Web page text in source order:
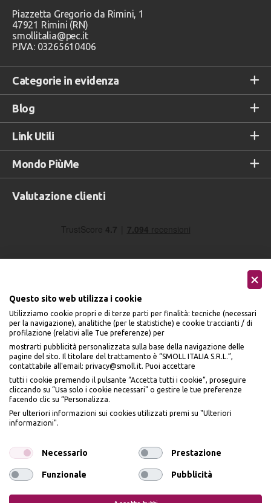
Categorie in evidenza
Blog
Link Utili
Mondo PiùMe
Piazzetta Gregorio da Rimini, 1
47921 Rimini (RN)
smollitalia@pec.it
P.IVA: 03265610406
Valutazione clienti
Accettiamo
Seguici sui social
Privacy Policy Cookie Policy
Questo sito web utilizza i cookie
Utilizziamo cookie propri e di terze parti per finalità: tecniche (necessari
per la navigazione), analitiche (per le statistiche) e cookie traccianti / di
profilazione (relativi alle Tue preferenze) per
mostrarti pubblicità personalizzata sulla base della navigazione delle
pagine del sito. Il titolare del trattamento è “SMOLL ITALIA S.R.L.”,
contattabile all'email: privacy@smoll.it. Puoi accettare
tutti i cookie premendo il pulsante “Accetta tutti i cookie”, proseguire
cliccando su “Usa solo i cookie necessari" o gestire le tue preferenze
facendo clic su “Personalizza.
Per ulteriori informazioni sui cookies utilizzati premi su "Ulteriori
informazioni".
Necessario Prestazione
Funzionale Pubblicità
BENVENUTO DA
PIÙME
IL10% DI SCONTO
dell’art. 13 del Reg UE 2016/679 e presto il mio consenso a ricevere email
promozionali. In qualsiasi momento è possibile revocare il consenso